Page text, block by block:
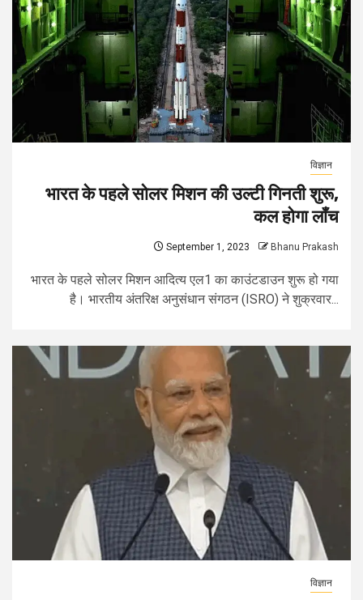
विज्ञान
भारत के पहले सोलर मिशन की उल्टी गिनती शुरू,
कल होगा लॉंच
September 1, 2023 Bhanu Prakash
भारत के पहले सोलर मिशन आदित्य एल1 का काउंटडाउन शुरू हो गया
है। भारतीय अंतरिक्ष अनुसंधान संगठन (ISRO) ने शुक्रवार...
विज्ञान